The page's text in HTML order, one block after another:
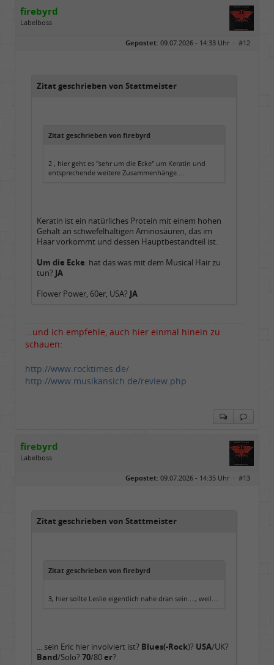
firebyrd
Labelboss
Hausgeburt (Ausgeburt?)
Gepostet: 09.07.2026 - 14:33 Uhr · #12
Zitat geschrieben von Stattmeister
Zitat geschrieben von firebyrd
2 , hier geht es "sehr um die Ecke" um Keratin und
entsprechende weitere Zusammenhänge....
Keratin ist ein natürliches Protein mit einem hohen
Gehalt an schwefelhaltigen Aminosäuren, das im
Haar vorkommt und dessen Hauptbestandteil ist.
Um die Ecke: hat das was mit dem Musical Hair zu
tun? JA
Flower Power, 60er, USA? JA
...und ich empfehle, auch hier einmal hinein zu
schauen:
http://www.rocktimes.de/
http://www.musikansich.de/review.php
firebyrd
Labelboss
Hausgeburt (Ausgeburt?)
Gepostet: 09.07.2026 - 14:35 Uhr · #13
Zitat geschrieben von Stattmeister
Zitat geschrieben von firebyrd
3, hier sollte Leslie eigentlich nahe dran sein...., weil....
... sein Eric hier involviert ist? Blues(-Rock)? USA/UK?
Band/Solo? 70/80er?